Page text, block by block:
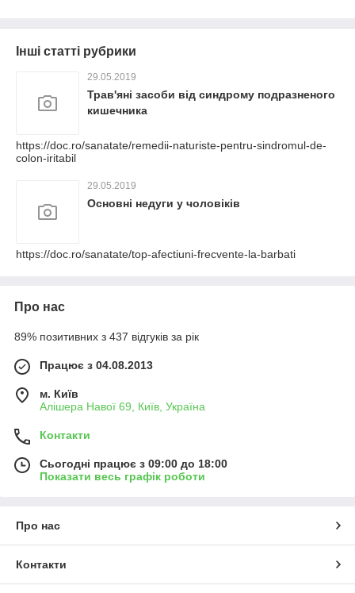
Інші статті рубрики
29.05.2019
Трав'яні засоби від синдрому подразненого
кишечника
https://doc.ro/sanatate/remedii-naturiste-pentru-sindromul-de-
colon-iritabil
29.05.2019
Основні недуги у чоловіків
https://doc.ro/sanatate/top-afectiuni-frecvente-la-barbati
Про нас
89% позитивних з 437 відгуків за рік
Працює з 04.08.2013
м. Київ
Алішера Навої 69, Київ, Україна
Контакти
Сьогодні працює з 09:00 до 18:00
Показати весь графік роботи
Про нас
Контакти